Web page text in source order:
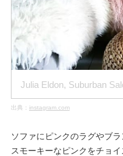
Julia Eldon, Suburban
出典： instagram.com
ソファにピンクのラグやブ
スモーキーなピンクをチョ